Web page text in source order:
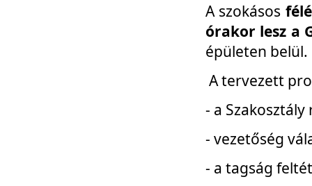
A szokásos
órakor lesz a
épületen belül.
A tervezett
- a
- vezetőség
- a tagság